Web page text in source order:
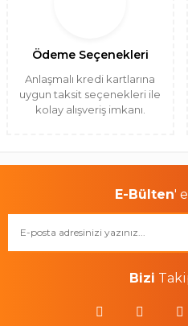
Ödeme Seçenekleri
Anlaşmalı kredi kartlarına
uygun taksit seçenekleri ile
kolay alışveriş imkanı.
E-Bülten'
Bizi